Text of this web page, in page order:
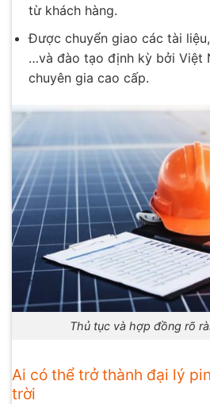
từ khách hàng.
Được chuyển giao các tài
…và đào tạo định kỳ bởi Việt
chuyên gia cao cấp.
Thủ tục và hợp đồng rõ
Ai có thể trở thành đại lý
trời